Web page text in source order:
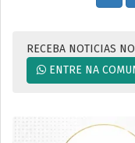
RECEBA NOTICIAS
ENTRE NA